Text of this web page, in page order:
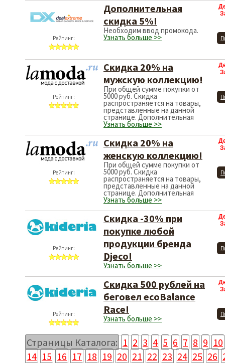
Рейтинг:
Дополнительная
скидка 5%!
Необходим ввод промокода.
Узнать больше >>
Рейтинг:
Скидка 20% на
мужскую коллекцию!
При общей сумме покупки от
5000 руб. Скидка
распространяется на товары,
представленные на данной
странице. Дополнительная
Узнать больше >>
Рейтинг:
Скидка 20% на
женскую коллекцию!
При общей сумме покупки от
5000 руб. Скидка
распространяется на товары,
представленные на данной
странице. Дополнительная
Узнать больше >>
Рейтинг:
Скидка -30% при
покупке любой
продукции бренда
Djeco!
Узнать больше >>
Рейтинг:
Скидка 500 рублей на
беговел ecoBalance
Race!
Узнать больше >>
Страницы Каталога: 1 2 3 4 5 6 7 8 9 10
14 15 16 17 18 19 20 21 22 23 24 25 26